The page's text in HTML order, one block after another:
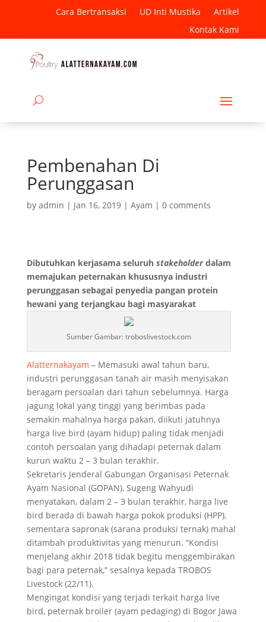
Cara Bertransaksi UD Inti Mustika
Artikel
Kontak Kami
Pembenahan Di
Perunggasan
by admin | Jan 16, 2019| Ayam | 0 comments
Dibutuhkan kerjasama seluruh stakeholder dalam
memajukan peternakan khususnya industri
perunggasan sebagai penyedia pangan protein
hewani yang terjangkau bagi masyarakat
Sumber Gambar: troboslivestock.com
Alatternakayam – Memasuki awal tahun baru,
industri perunggasan tanah air masih menyisakan
beragam persoalan dari tahun sebelumnya. Harga
jagung lokal yang tinggi yang berimbas pada
semakin mahalnya harga pakan, diikuti jatuhnya
harga live bird (ayam hidup) paling tidak menjadi
contoh persoalan yang dihadapi peternak dalam
kurun waktu 2 – 3 bulan terakhir.
Sekretaris Jenderal Gabungan Organisasi Peternak
Ayam Nasional (GOPAN), Sugeng Wahyudi
menyatakan, dalam 2 – 3 bulan terakhir, harga live
bird berada di bawah harga pokok produksi (HPP),
sementara sapronak (sarana produksi ternak) mahal
ditambah produktivitas yang menurun. “Kondisi
menjelang akhir 2018 tidak begitu menggembirakan
bagi para peternak,” sesalnya kepada TROBOS
Livestock (22/11).
Mengingat kondisi yang terjadi terkait harga live
bird, peternak broiler (ayam pedaging) di Bogor Jawa